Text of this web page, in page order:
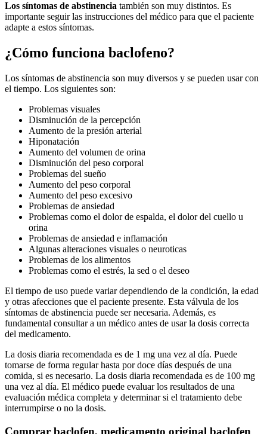
Los síntomas de abstinencia también son muy distintos. Es
importante seguir las instrucciones del médico para que el paciente
adapte a estos síntomas.
¿Cómo funciona baclofeno?
Los síntomas de abstinencia son muy diversos y se pueden usar con
el tiempo. Los siguientes son:
Problemas visuales
Disminución de la percepción
Aumento de la presión arterial
Hiponatación
Aumento del volumen de orina
Disminución del peso corporal
Problemas del sueño
Aumento del peso corporal
Aumento del peso excesivo
Problemas de ansiedad
Problemas como el dolor de espalda, el dolor del cuello u
orina
Problemas de ansiedad e inflamación
Algunas alteraciones visuales o neuroticas
Problemas de los alimentos
Problemas como el estrés, la sed o el deseo
El tiempo de uso puede variar dependiendo de la condición, la edad
y otras afecciones que el paciente presente. Esta válvula de los
síntomas de abstinencia puede ser necesaria. Además, es
fundamental consultar a un médico antes de usar la dosis correcta
del medicamento.
La dosis diaria recomendada es de 1 mg una vez al día. Puede
tomarse de forma regular hasta por doce días después de una
comida, si es necesario. La dosis diaria recomendada es de 100 mg
una vez al día. El médico puede evaluar los resultados de una
evaluación médica completa y determinar si el tratamiento debe
interrumpirse o no la dosis.
Comprar baclofen, medicamento original baclofen